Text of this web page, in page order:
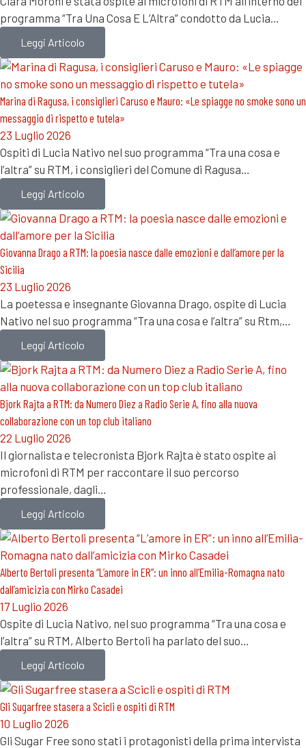
programma “Tra Una Cosa E L’Altra” condotto da Lucia…
Leggi Articolo
Marina di Ragusa, i consiglieri Caruso e Mauro: «Le spiagge no smoke sono un
messaggio di rispetto e tutela»
23 Luglio 2026
Ospiti di Lucia Nativo nel suo programma “Tra una cosa e
l’altra” su RTM, i consiglieri del Comune di Ragusa…
Leggi Articolo
Giovanna Drago a RTM: la poesia nasce dalle emozioni e dall’amore per la
Sicilia
23 Luglio 2026
La poetessa e insegnante Giovanna Drago, ospite di Lucia
Nativo nel suo programma “Tra una cosa e l’altra” su Rtm,…
Leggi Articolo
Bjork Rajta a RTM: da Numero Diez a Radio Serie A, fino alla nuova
collaborazione con un top club italiano
22 Luglio 2026
Il giornalista e telecronista Bjork Rajta è stato ospite ai
microfoni di RTM per raccontare il suo percorso
professionale, dagli…
Leggi Articolo
Alberto Bertoli presenta “L’amore in ER”: un inno all’Emilia-Romagna nato
dall’amicizia con Mirko Casadei
17 Luglio 2026
Ospite di Lucia Nativo, nel suo programma “Tra una cosa e
l’altra” su RTM, Alberto Bertoli ha parlato del suo…
Leggi Articolo
Gli Sugarfree stasera a Scicli e ospiti di RTM
10 Luglio 2026
Gli Sugar Free sono stati i protagonisti della prima intervista